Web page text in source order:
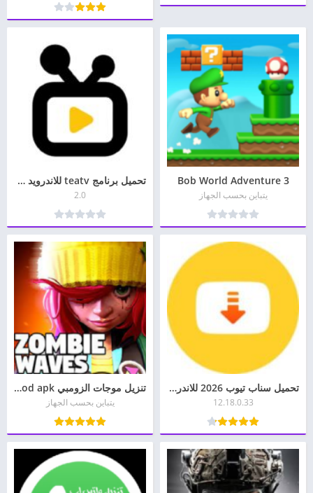
Bob World Adventure 3
يتباين بحسب الجهاز
تحميل برنامج teatv للاندرويد وللايفون
2.0
تحميل سناب تيوب 2026 للاندرويد جودة عالية Snaptube APK
12.18.0.33
تنزيل موجات الزومبي zombie waves mod apk للأندرويد وللأيفون برابط مباشر
يتباين بحسب الجهاز